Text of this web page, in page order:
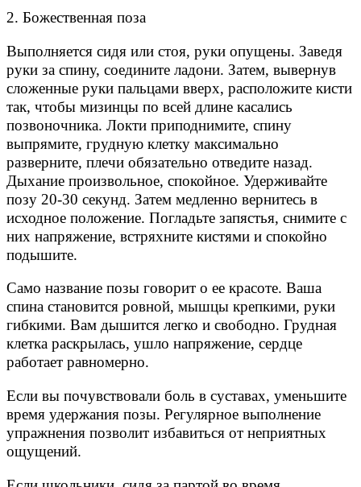
2. Божественная поза
Выполняется сидя или стоя, руки опущены. Заведя
руки за спину, соедините ладони. Затем, вывернув
сложенные руки пальцами вверх, расположите кисти
так, чтобы мизинцы по всей длине касались
позвоночника. Локти приподнимите, спину
выпрямите, грудную клетку максимально
разверните, плечи обязательно отведите назад.
Дыхание произвольное, спокойное. Удерживайте
позу 20-30 секунд. Затем медленно вернитесь в
исходное положение. Погладьте запястья, снимите с
них напряжение, встряхните кистями и спокойно
подышите.
Само название позы говорит о ее красоте. Ваша
спина становится ровной, мышцы крепкими, руки
гибкими. Вам дышится легко и свободно. Грудная
клетка раскрылась, ушло напряжение, сердце
работает равномерно.
Если вы почувствовали боль в суставах, уменьшите
время удержания позы. Регулярное выполнение
упражнения позволит избавиться от неприятных
ощущений.